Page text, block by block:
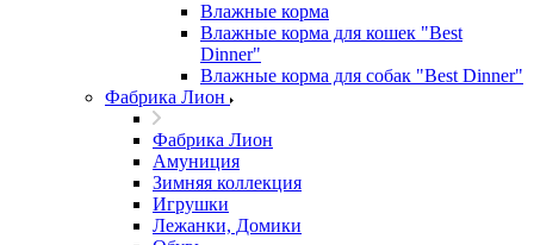
Влажные корма
Влажные корма для кошек "Best
Dinner"
Влажные корма для собак "Best Dinner"
Фабрика Лион
Фабрика Лион
Амуниция
Зимняя коллекция
Игрушки
Лежанки, Домики